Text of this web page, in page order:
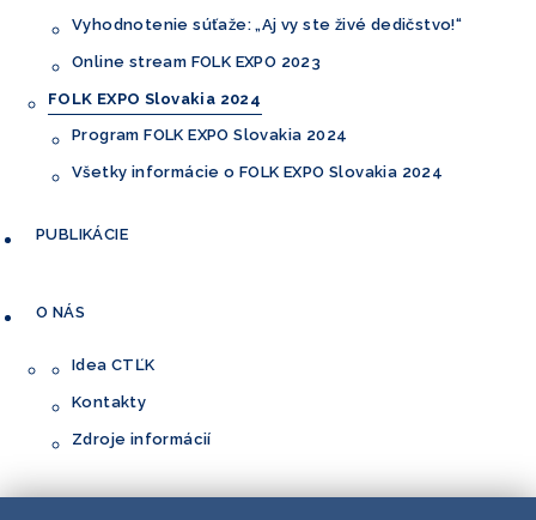
Vyhodnotenie súťaže: „Aj vy ste živé dedičstvo!“
Online stream FOLK EXPO 2023
FOLK EXPO Slovakia 2024
Program FOLK EXPO Slovakia 2024
Všetky informácie o FOLK EXPO Slovakia 2024
PUBLIKÁCIE
O NÁS
Idea CTĽK
Kontakty
Zdroje informácií